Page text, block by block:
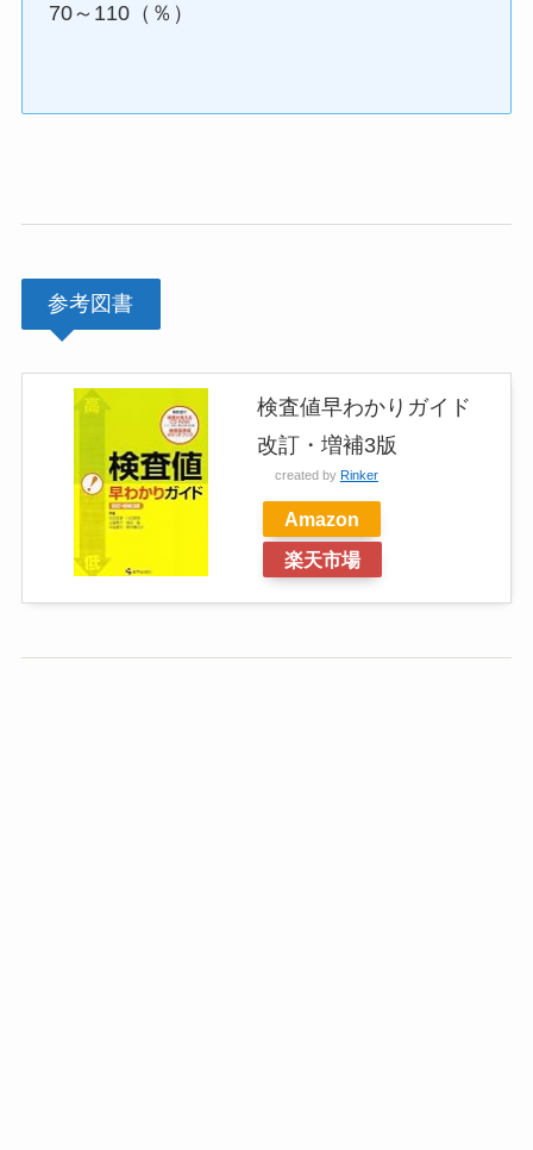
70～110（％）
参考図書
検査値早わかりガイド
改訂・増補3版
created by Rinker
Amazon
楽天市場